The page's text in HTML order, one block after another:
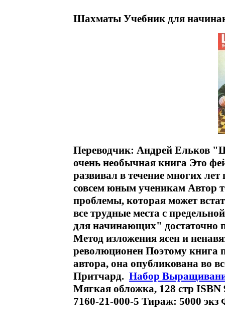
Шахматы Учебник для
Переводчик: Андрей Ельков
очень необычная книга Это
развивал в течение многих
совсем юным ученикам Автор
проблемы, которая может
все трудные места с
для начинающих" достаточно
Метод изложения ясен и
революционен Поэтому книга
автора, она опубликована во
Притчард. Набор
Мягкая обложка, 128 стр ISBN
7160-21-000-5 Тираж: 5000